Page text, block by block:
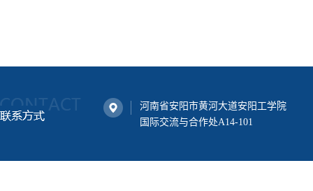
河南省安阳市黄河大道安阳工学院
国际交流与合作处A14-101